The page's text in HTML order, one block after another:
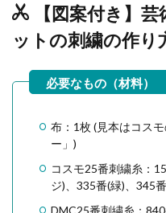
【図案付き】
ットの刺繍の作り
布：1枚 (見本はコス
ー」)
コスモ25番刺繍糸：
ジ)、335番(緑)、345
DMC25番刺繍糸：